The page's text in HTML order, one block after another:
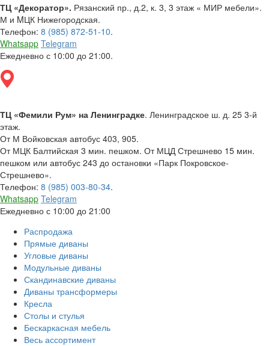
ТЦ «Декоратор». Рязанский пр., д.2, к. 3, 3 этаж « МИР мебели».
М и MЦК Нижегородская.
Телефон: 8 (985) 872-51-10.
Whatsapp Telegram
Ежедневно с 10:00 до 21:00.
ТЦ «Фемили Рум» на Ленинградке. Ленинградское ш. д. 25 3-й
этаж.
От М Войковская автобус 403, 905.
От МЦК Балтийская 3 мин. пешком. От МЦД Стрешнево 15 мин.
пешком или автобус 243 до остановки «Парк Покровское-
Стрешнево».
Телефон: 8 (985) 003-80-34.
Whatsapp Telegram
Ежедневно с 10:00 до 21:00
Распродажа
Прямые диваны
Угловые диваны
Модульные диваны
Скандинавские диваны
Диваны трансформеры
Кресла
Столы и стулья
Бескаркасная мебель
Весь ассортимент